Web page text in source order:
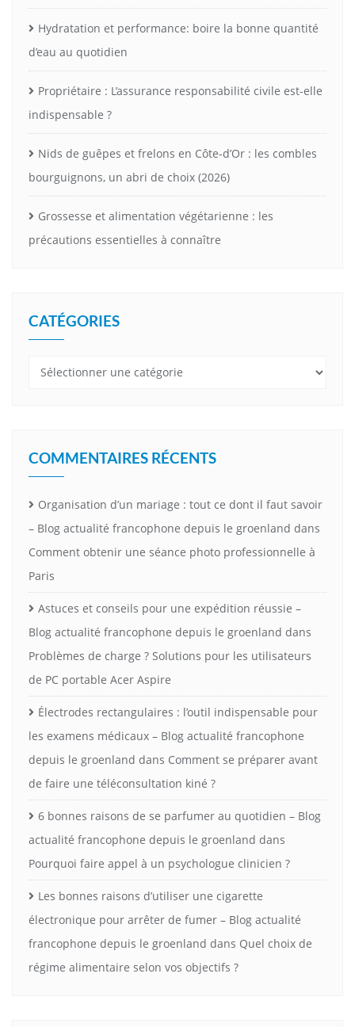
Hydratation et performance: boire la bonne quantité
d’eau au quotidien
Propriétaire : L’assurance responsabilité civile est-elle
indispensable ?
Nids de guêpes et frelons en Côte-d’Or : les combles
bourguignons, un abri de choix (2026)
Grossesse et alimentation végétarienne : les
précautions essentielles à connaître
CATÉGORIES
Catégories
COMMENTAIRES RÉCENTS
Organisation d’un mariage : tout ce dont il faut savoir
– Blog actualité francophone depuis le groenland dans
Comment obtenir une séance photo professionnelle à
Paris
Astuces et conseils pour une expédition réussie –
Blog actualité francophone depuis le groenland dans
Problèmes de charge ? Solutions pour les utilisateurs
de PC portable Acer Aspire
Électrodes rectangulaires : l’outil indispensable pour
les examens médicaux – Blog actualité francophone
depuis le groenland dans Comment se préparer avant
de faire une téléconsultation kiné ?
6 bonnes raisons de se parfumer au quotidien – Blog
actualité francophone depuis le groenland dans
Pourquoi faire appel à un psychologue clinicien ?
Les bonnes raisons d’utiliser une cigarette
électronique pour arrêter de fumer – Blog actualité
francophone depuis le groenland dans Quel choix de
régime alimentaire selon vos objectifs ?